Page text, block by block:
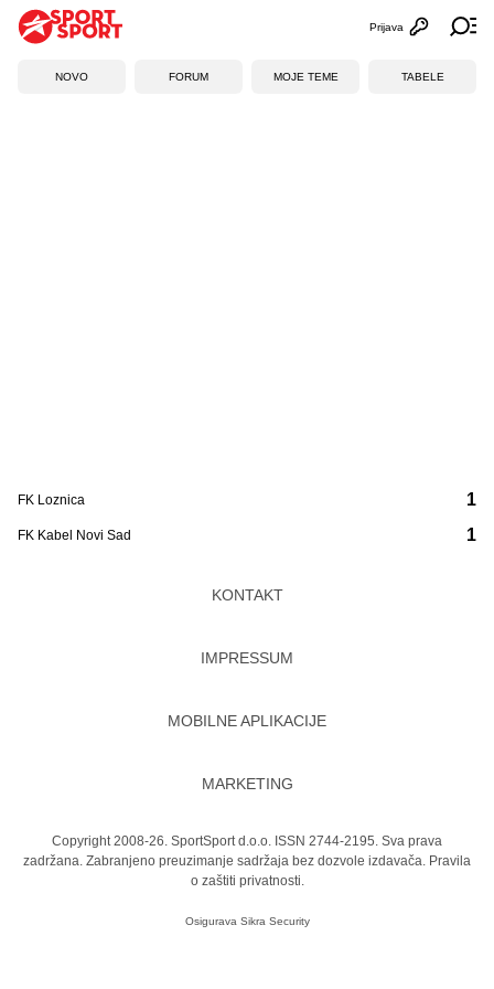
Otvori
Prijava
NOVO FORUM MOJE TEME TABELE
FK Loznica
FK Kabel Novi Sad
1
1
KONTAKT
IMPRESSUM
MOBILNE APLIKACIJE
MARKETING
Copyright 2008-26. SportSport d.o.o. ISSN 2744-2195. Sva prava
zadržana. Zabranjeno preuzimanje sadržaja bez dozvole izdavača. Pravila
o zaštiti privatnosti.
Osigurava Sikra Security